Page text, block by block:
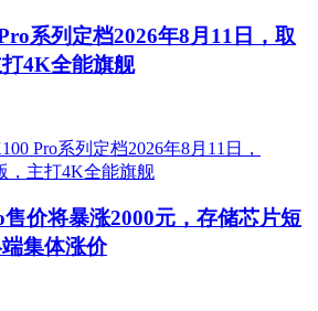
系列定档2026年8月11日，取
4K全能旗舰
售价将暴涨2000元，存储芯片短
集体涨价